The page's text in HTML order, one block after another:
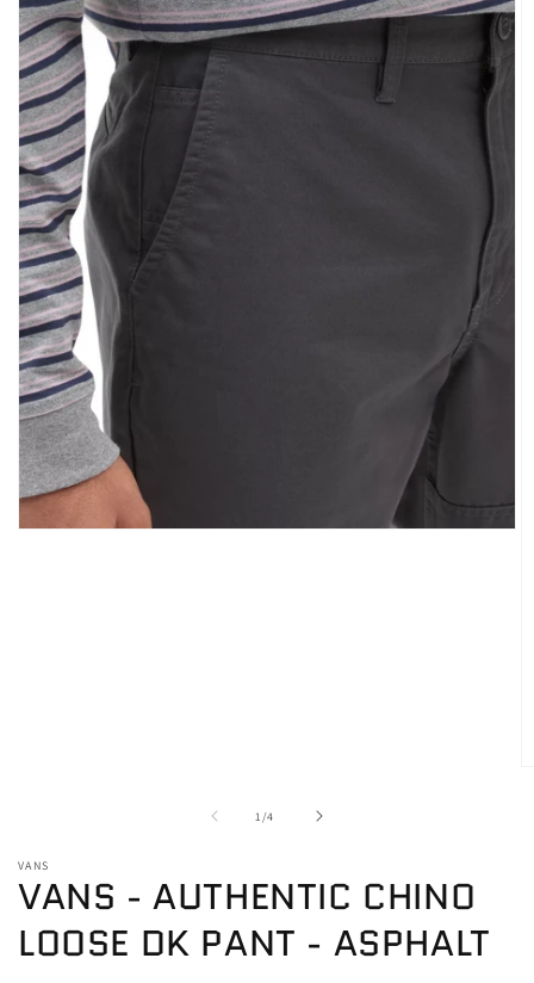
1/
van
4
VANS
VANS - AUTHENTIC CHINO
LOOSE DK PANT - ASPHALT